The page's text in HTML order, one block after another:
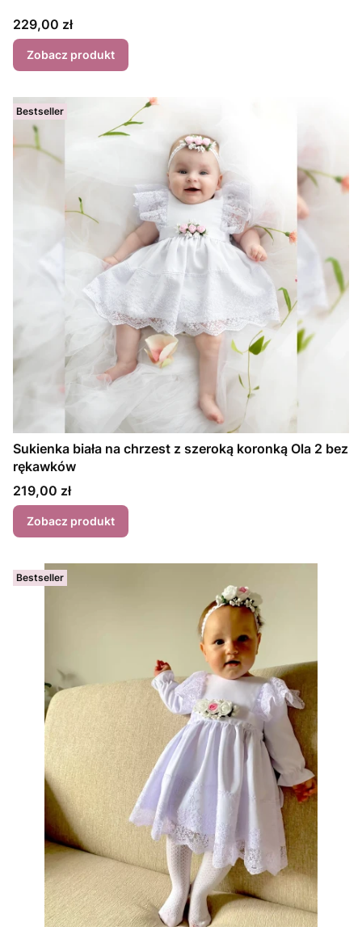
Cena
229,00 zł
Zobacz produkt
Bestseller
Sukienka biała na chrzest z szeroką koronką Ola 2 bez
rękawków
Cena
219,00 zł
Zobacz produkt
Bestseller